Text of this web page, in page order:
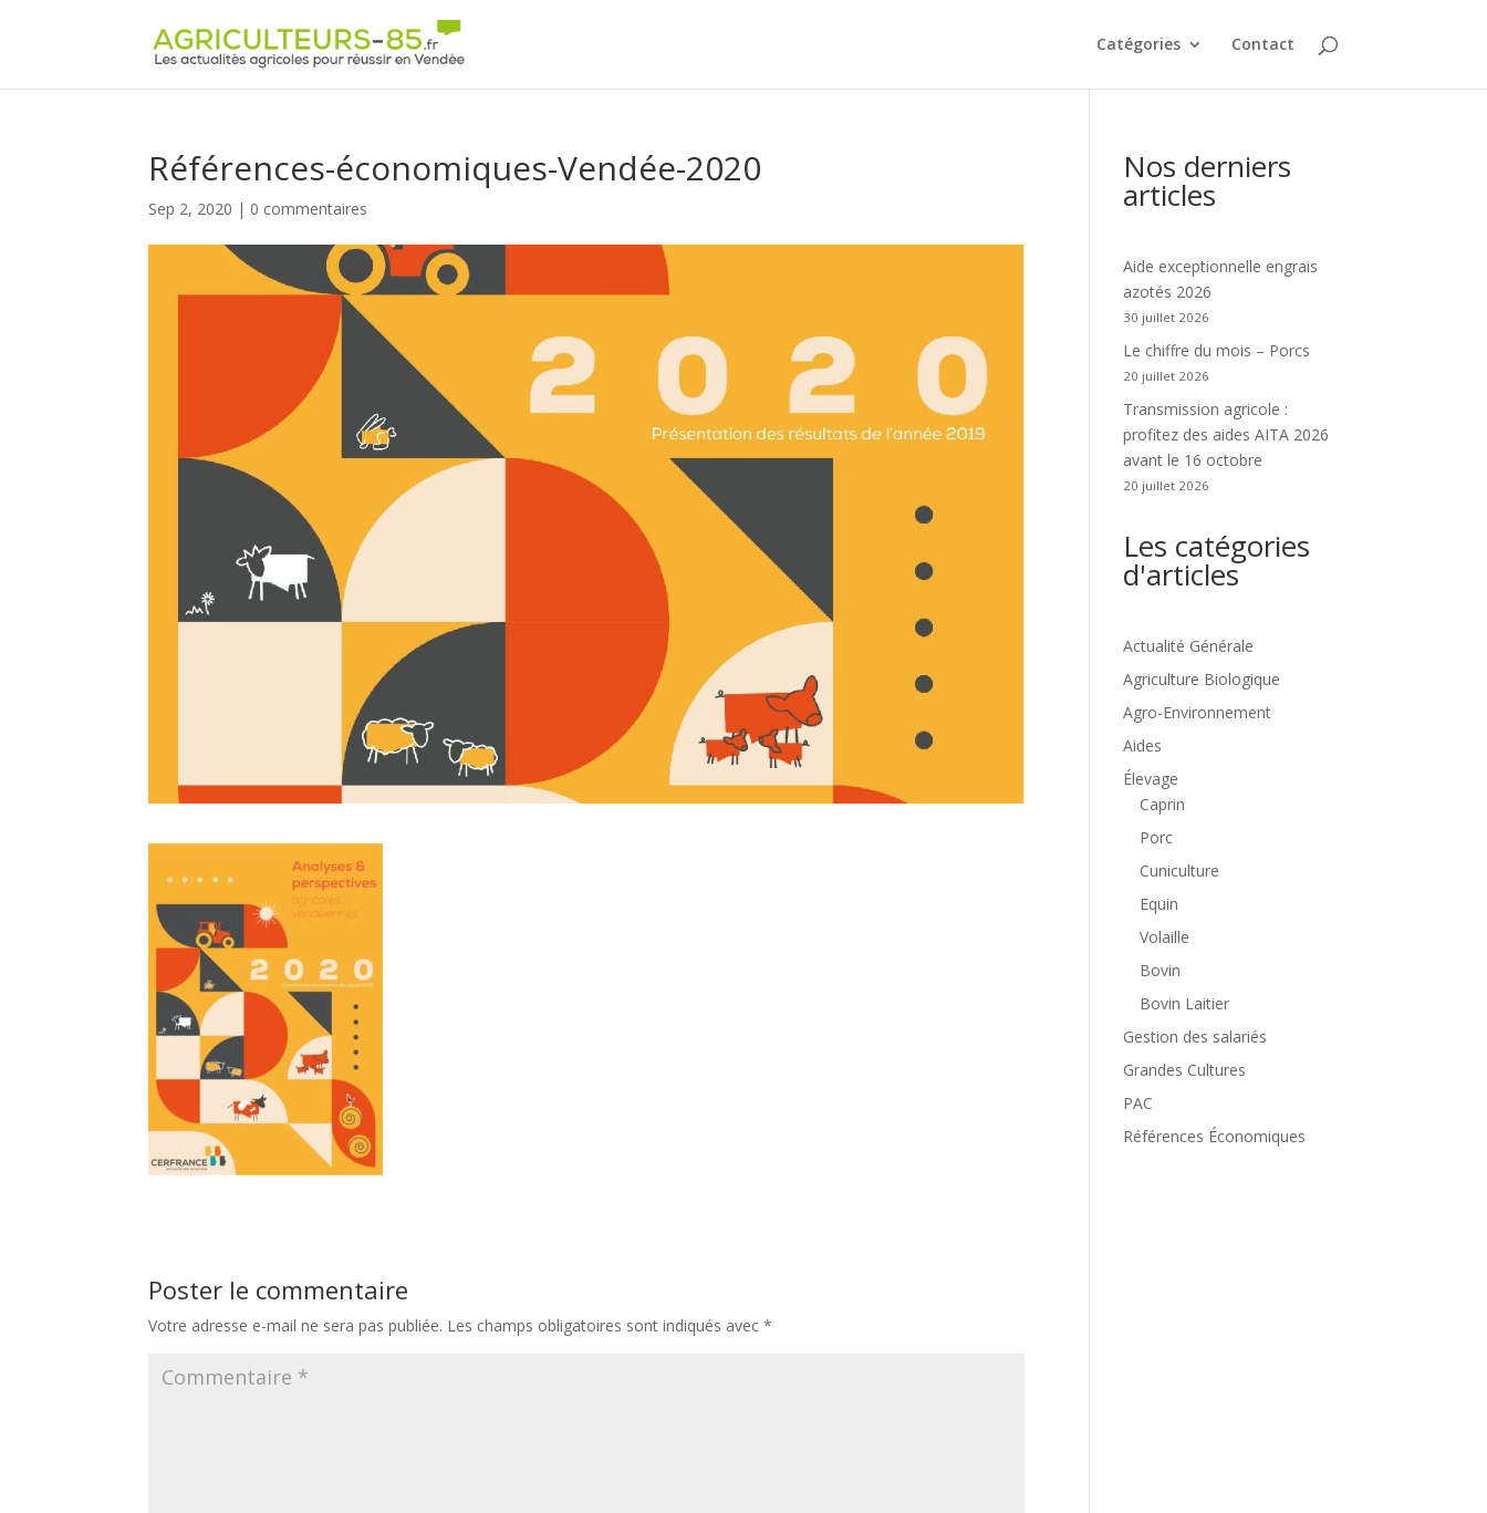
Catégories Contact
Références-économiques-Vendée-2020
Sep 2, 2020 | 0 commentaires
Poster le commentaire
Votre adresse e-mail ne sera pas publiée. Les champs obligatoires sont indiqués avec*
Nos derniers
articles
Aide exceptionnelle engrais
azotés 2026
30 juillet 2026
Le chiffre du mois – Porcs
20 juillet 2026
Transmission agricole :
profitez des aides AITA 2026
avant le 16 octobre
20 juillet 2026
Les catégories
d'articles
Actualité Générale
Agriculture Biologique
Agro-Environnement
Aides
Élevage
Caprin
Porc
Cuniculture
Equin
Volaille
Bovin
Bovin Laitier
Gestion des salariés
Grandes Cultures
PAC
Références Économiques